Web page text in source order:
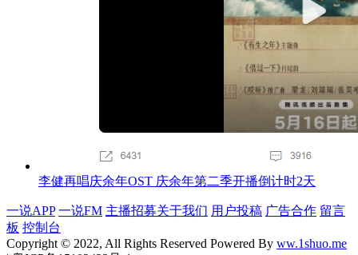
李健再唱庆余年OST 庆余年第二季开播倒计时2天
一说APP 一说FM 主播招募关于我们 用户投稿 广告合作 留言
板 控制台
Copyright © 2022, All Rights Reserved Powered By ww.1shuo.me